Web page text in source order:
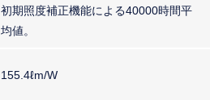
初期照度補正機能による40000時間平
均値。
155.4ℓm/W